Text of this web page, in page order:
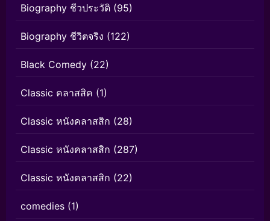
Biography ชีวประวัติ (95)
Biography ชีวิตจริง (122)
Black Comedy (22)
Classic คลาสสิค (1)
Classic หนังคลาสสิก (28)
Classic หนังคลาสสิก (287)
Classic หนังคลาสสิก (22)
comedies (1)